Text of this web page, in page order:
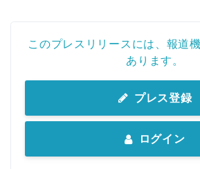
このプレスリリースには、報道
あります。
プレス登録
ログイン